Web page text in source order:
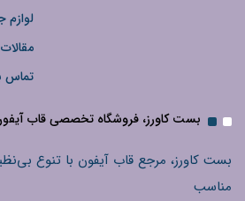
لوازم
مقالات
تماس
بست کاورز، فروشگاه تخصصی قاب
بست کاورز، مرجع قاب آیفون با تنوع
مناسب